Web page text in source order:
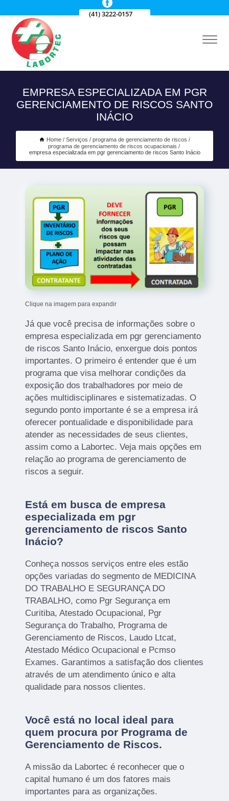
(41) 3222-0157
EMPRESA ESPECIALIZADA EM PGR
GERENCIAMENTO DE RISCOS SANTO
INÁCIO
Home Serviços
programa de gerenciamento de riscos
programa de gerenciamento de riscos ocupacionais
empresa especializada em pgr gerenciamento de riscos Santo Inácio
Clique na imagem para expandir
Já que você precisa de informações sobre o
empresa especializada em pgr gerenciamento
de riscos Santo Inácio, enxergue dois pontos
importantes. O primeiro é entender que é um
programa que visa melhorar condições da
exposição dos trabalhadores por meio de
ações multidisciplinares e sistematizadas. O
segundo ponto importante é se a empresa irá
oferecer pontualidade e disponibilidade para
atender as necessidades de seus clientes,
assim como a Labortec. Veja mais opções em
relação ao programa de gerenciamento de
riscos a seguir.
Está em busca de empresa
especializada em pgr
gerenciamento de riscos Santo
Inácio?
Conheça nossos serviços entre eles estão
opções variadas do segmento de MEDICINA
DO TRABALHO E SEGURANÇA DO
TRABALHO, como Pgr Segurança em
Curitiba, Atestado Ocupacional, Pgr
Segurança do Trabalho, Programa de
Gerenciamento de Riscos, Laudo Ltcat,
Atestado Médico Ocupacional e Pcmso
Exames. Garantimos a satisfação dos clientes
através de um atendimento único e alta
qualidade para nossos clientes.
Você está no local ideal para
quem procura por Programa de
Gerenciamento de Riscos.
A missão da Labortec é reconhecer que o
capital humano é um dos fatores mais
importantes para as organizações.